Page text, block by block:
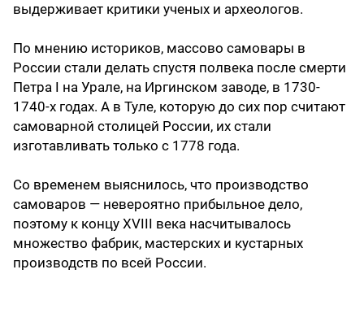
выдерживает критики ученых и археологов.
По мнению историков, массово самовары в
России стали делать спустя полвека после смерти
Петра I на Урале, на Иргинском заводе, в 1730-
1740-х годах. А в Туле, которую до сих пор считают
самоварной столицей России, их стали
изготавливать только с 1778 года.
Со временем выяснилось, что производство
самоваров — невероятно прибыльное дело,
поэтому к концу XVIII века насчитывалось
множество фабрик, мастерских и кустарных
производств по всей России.